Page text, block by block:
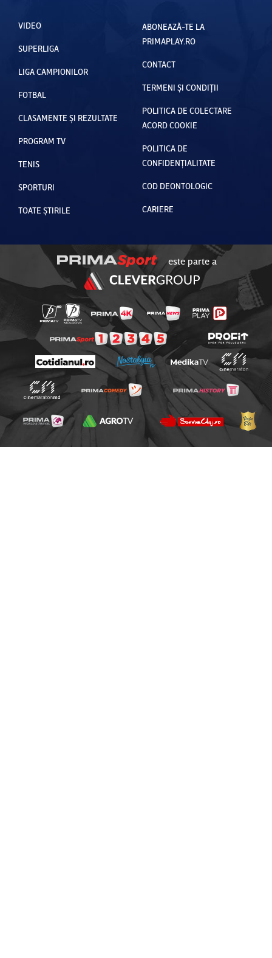
VIDEO
SUPERLIGA
LIGA CAMPIONILOR
FOTBAL
CLASAMENTE ȘI REZULTATE
PROGRAM TV
TENIS
SPORTURI
TOATE ȘTIRILE
ABONEAZĂ-TE LA
PRIMAPLAY.RO
CONTACT
TERMENI ȘI CONDIȚII
POLITICA DE COLECTARE
ACORD COOKIE
POLITICA DE
CONFIDENȚIALITATE
COD DEONTOLOGIC
CARIERE
este parte a